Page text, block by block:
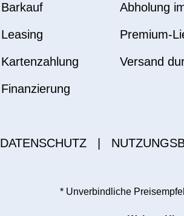
Barkauf
Leasing
Kartenzahlung
Finanzierung
Abholung
Premium-
Versand
DATENSCHUTZ
* Unverbindliche